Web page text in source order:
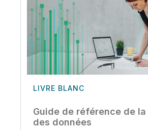
LIVRE BLANC
Guide de référence de
des données